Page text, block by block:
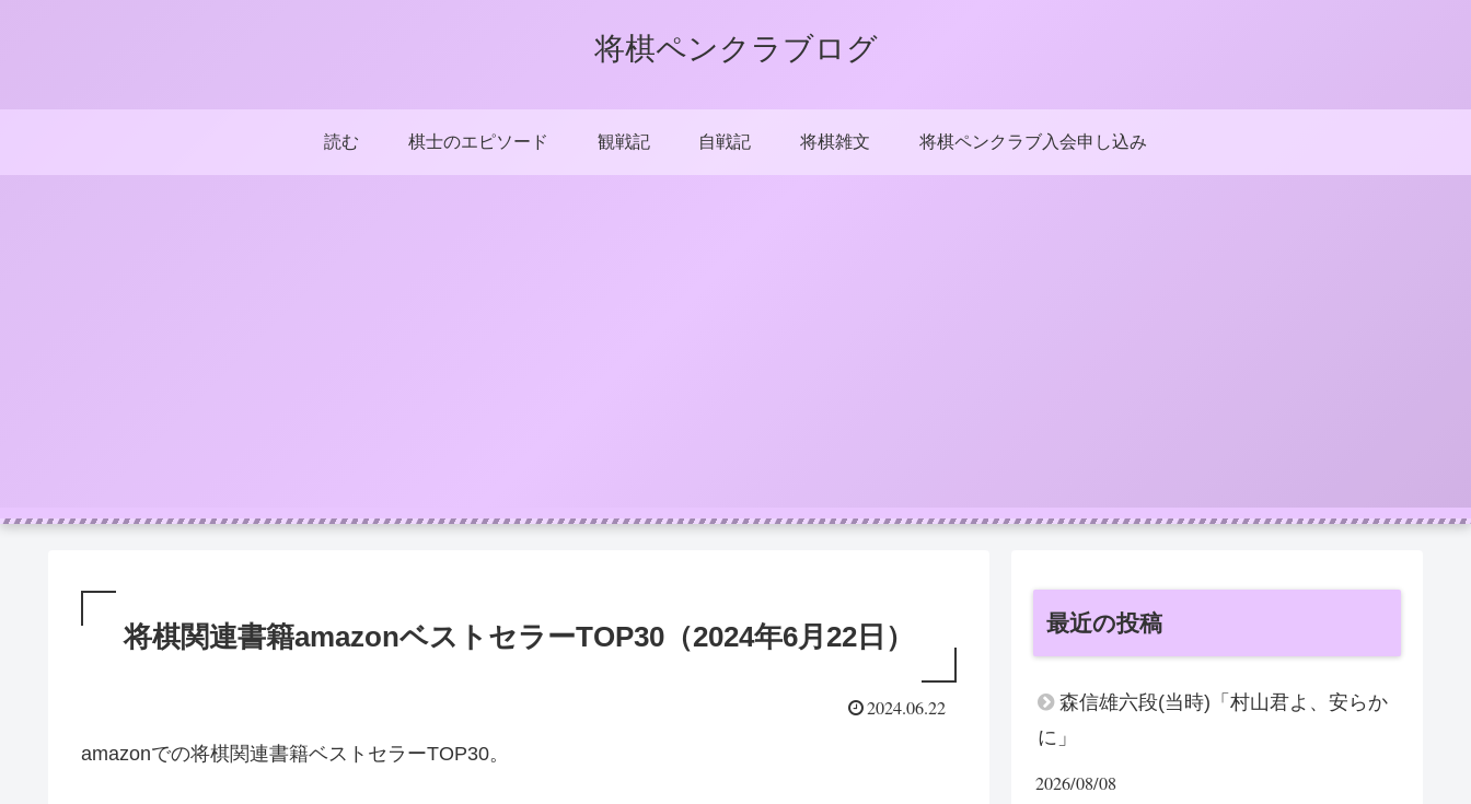
将棋ペンクラブログ
読む 棋士のエピソード 観戦記 自戦記 将棋雑文 将棋ペンクラブ入会申し込み
将棋関連書籍amazonベストセラーTOP30（2024年6月22日）
2024.06.22
amazonでの将棋関連書籍ベストセラーTOP30。
最近の投稿
森信雄六段(当時)「村山君よ、安らか
に」
2026/08/08